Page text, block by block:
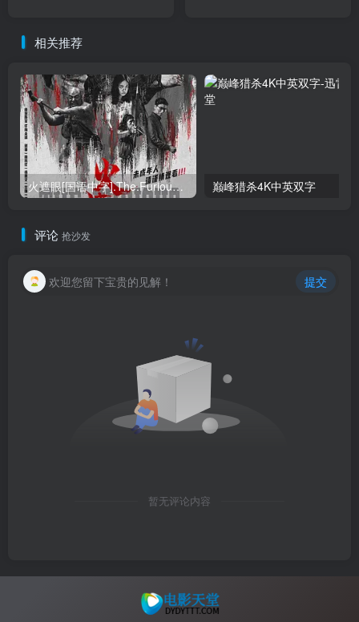
相关推荐
火遮眼[国语中字].The.Furious.2026.1080p+2160p高清下载 巅峰猎杀4K中英双字
评论 抢沙发
欢迎您留下宝贵的见解！ 提交
暂无评论内容